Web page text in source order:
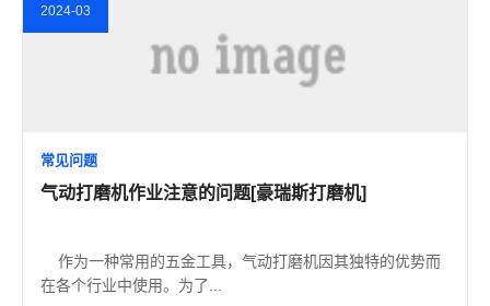
2024-03
常见问题
气动打磨机作业注意的问题[豪瑞斯打磨机]
作为一种常用的五金工具，气动打磨机因其独特的优势而
在各个行业中使用。为了...